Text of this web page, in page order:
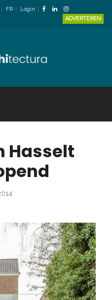
FR
Login
ADVERTEREN
Hasselt